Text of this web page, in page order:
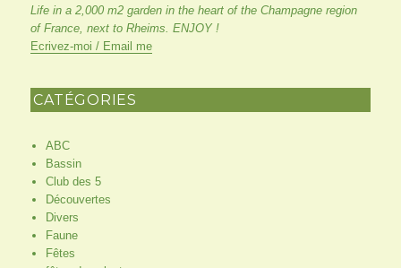
Life in a 2,000 m2 garden in the heart of the Champagne region
of France, next to Rheims. ENJOY !
Ecrivez-moi / Email me
CATÉGORIES
ABC
Bassin
Club des 5
Découvertes
Divers
Faune
Fêtes